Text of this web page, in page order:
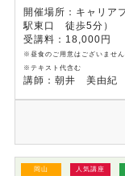
マナーが生まれた背
習得できる研修です。
開催場所：キャリア
駅東口 徒歩5分）
受講料：18,000円
※昼食のご用意はございません
※テキスト代含む
講師：朝井 美由紀
岡山 人気講座